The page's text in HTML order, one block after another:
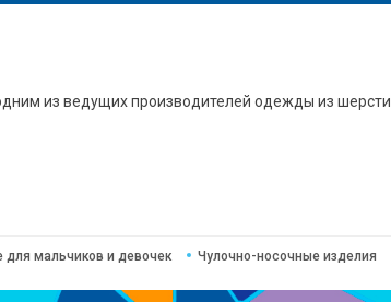
из ведущих производителей одежды из шерсти.
для мальчиков и девочек Чулочно-носочные изделия